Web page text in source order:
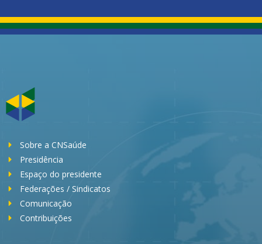
Sobre a CNSaúde
Presidência
Espaço do presidente
Federações / Sindicatos
Comunicação
Contribuições